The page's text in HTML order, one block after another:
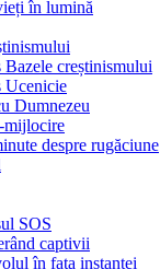
în lumină
Bazele creștinismului
Ucenicie
Dumnezeu
mijlocire
despre rugăciune
SOS
captivii
în fața instanței